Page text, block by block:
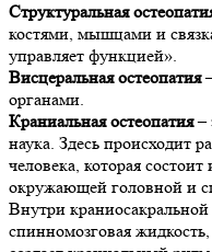
Структуральная
костями, мышцами и
управляет функцией».
Висцеральная остеопатия
органами.
Краниальная остеопатия–
наука. Здесь происходит
человека, которая
окружающей головной и
Внутри
спинномозговая